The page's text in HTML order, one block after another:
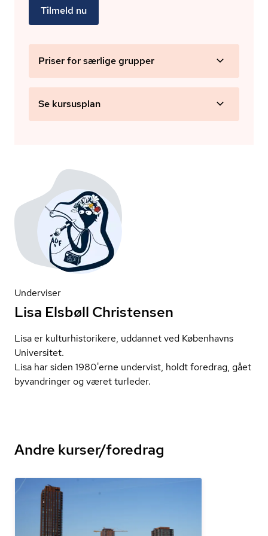
Tilmeld nu
Priser for særlige grupper
Se kursusplan
Underviser
Lisa Elsbøll Christensen
Lisa er kul­tur­hi­sto­ri­ke­re, uddannet ved Københavns
Universitet.
Lisa har siden 1980'erne undervist, holdt foredrag, gået
byvandringer og været turleder.
Andre kurser/foredrag